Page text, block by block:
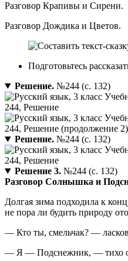
Разговор Крапивы и Сирени.
Разговор Дождика и Цветов.
Подготовьтесь
Решение.№244 (с. 132)
Решение.№244 (с. 132)
Решение 3.№244 (с. 132)
Разговор Солнышка и
Долгая зима подходила к
не пора ли будить природу
— Кто ты, смельчак? —
— Я — Подснежник, — тихо